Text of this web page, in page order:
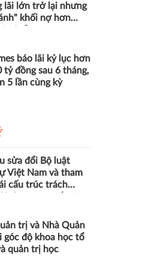
lãi lớn trở lại nhưng
khối nợ hơn
báo lãi kỷ lục hơn
tỷ đồng sau 6 tháng,
5 lần cùng kỳ
sửa đổi Bộ luật
Việt Nam và tham
cấu trúc trách
trị và Nhà Quản
góc độ khoa học tổ
quản trị học